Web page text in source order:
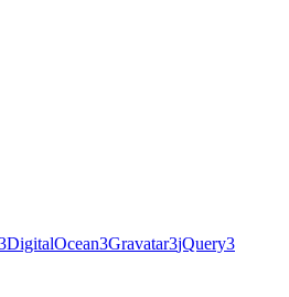
DigitalOcean3Gravatar3jQuery3